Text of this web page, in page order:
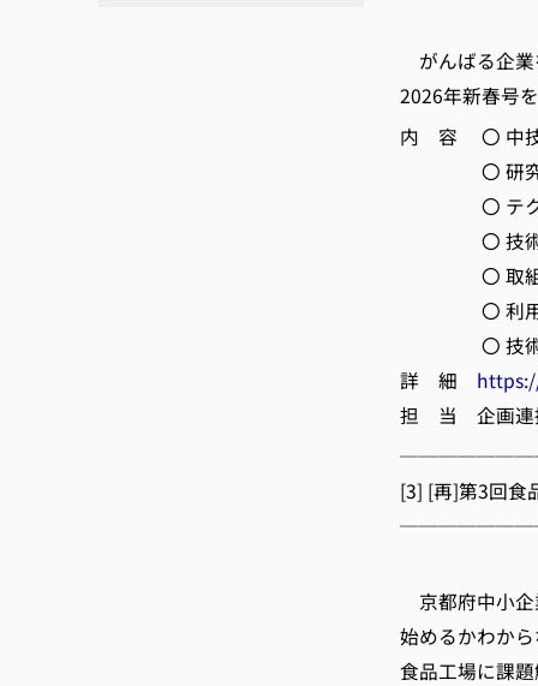
がんばる企業
2026年新春号
内 容 〇 中技
〇 研究成
〇 テクノ
〇 技術
〇 取組
〇 利用
〇 技術セ
詳 細
担 当 企画
[3] [再]第3回食
京都府中小企
始めるかわか
食品工場に課